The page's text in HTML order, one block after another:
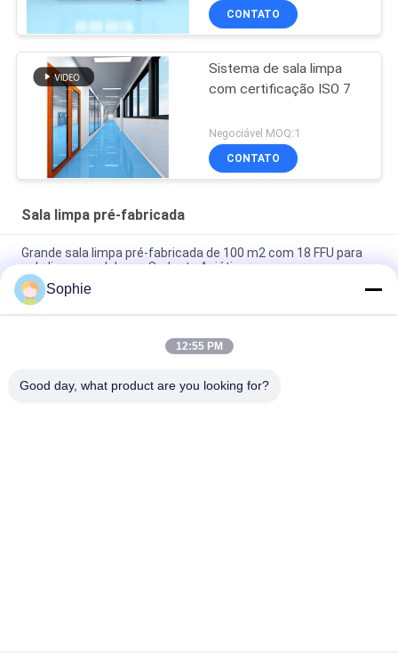
CONTATO
Sistema de sala limpa
com certificação ISO 7
Negociável MOQ:1
CONTATO
Sala limpa pré-fabricada
Grande sala limpa pré-fabricada de 100 m2 com 18 FFU para
sala limpa modular no Sudeste Asiático
Sala Limpa Modular de 50 m2 com 9 FFU para Controle de
Limpeza do Ar Farmacêutico no Sudeste Asiático
Filtro HEPA H14 de alta eficiência para sala limpa pré-fabricada
Sophie
12:55 PM
Good day, what product are you looking for?